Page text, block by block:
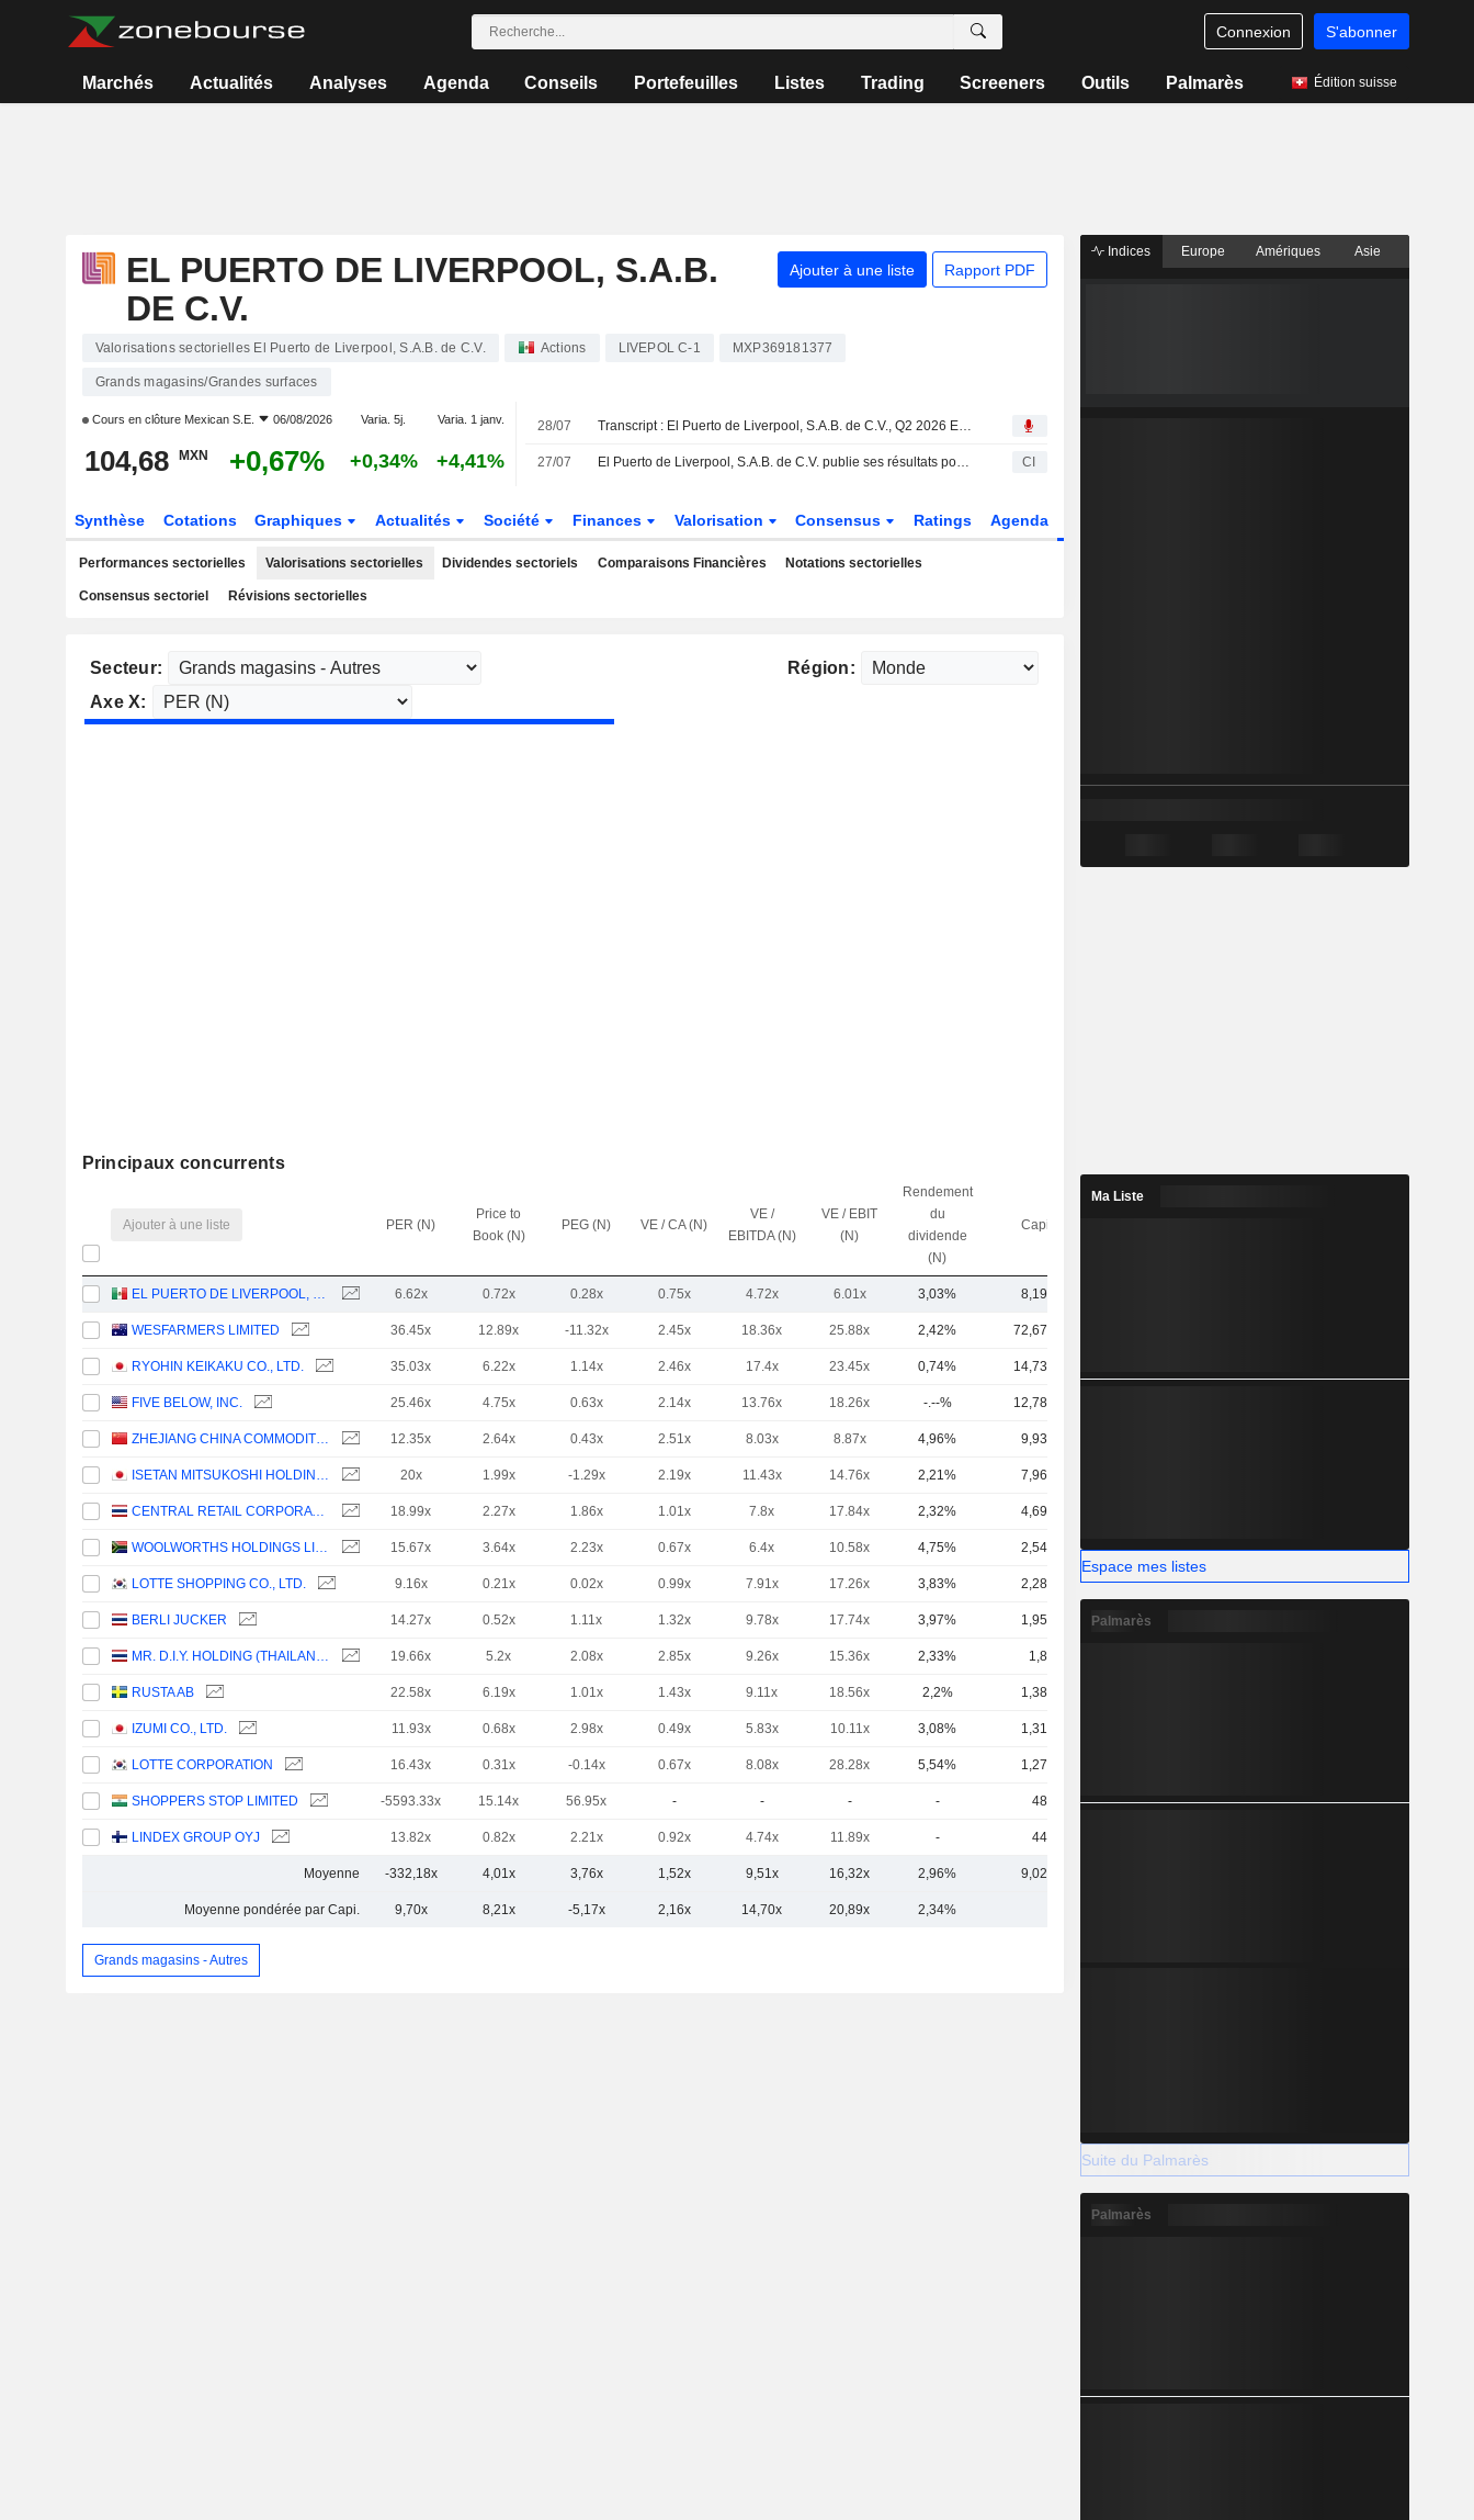
Connexion S'abonner
Marchés Actualités Analyses Agenda Conseils Portefeuilles Listes Trading Screeners Outils Palmarès Édition suisse
EL PUERTO DE LIVERPOOL, S.A.B.
DE C.V.
Ajouter à une liste Rapport PDF
Valorisations sectorielles El Puerto de Liverpool, S.A.B. de C.V. Actions LIVEPOL C-1 MXP369181377
Grands magasins/Grandes surfaces
Cours en clôture Mexican S.E. 06/08/2026 Varia. 5j. Varia. 1 janv.
104,68 MXN +0,67% +0,34% +4,41%
28/07 Transcript : El Puerto de Liverpool, S.A.B. de C.V., Q2 2026 Earnings Call, Jul 28, 2026
27/07 El Puerto de Liverpool, S.A.B. de C.V. publie ses résultats pour le deuxième trimestre et le premier semestre clos le 30 juin 2026 CI
Synthèse Cotations Graphiques Actualités Société Finances Valorisation Consensus Ratings Agenda
Performances sectorielles Valorisations sectorielles Dividendes sectoriels Comparaisons Financières Notations sectorielles
Consensus sectoriel Révisions sectorielles
Secteur:
Région:
Axe X:
Principaux concurrents
Ajouter à une liste PER (N)
Price to
Book (N)
PEG (N) VE / CA (N)
VE /
EBITDA (N)
VE / EBIT
(N)
Rendement
du
dividende
(N)
Capi.($)
EL PUERTO DE LIVERPOOL, S.A.B. DE C.V. 6.62x 0.72x 0.28x 0.75x 4.72x 6.01x 3,03% 8,19 Md
WESFARMERS LIMITED 36.45x 12.89x -11.32x 2.45x 18.36x 25.88x 2,42% 72,67 Md
RYOHIN KEIKAKU CO., LTD. 35.03x 6.22x 1.14x 2.46x 17.4x 23.45x 0,74% 14,73 Md
FIVE BELOW, INC. 25.46x 4.75x 0.63x 2.14x 13.76x 18.26x -.--% 12,78 Md
ZHEJIANG CHINA COMMODITIES CITY GROUP CO., LTD. 12.35x 2.64x 0.43x 2.51x 8.03x 8.87x 4,96% 9,93 Md
ISETAN MITSUKOSHI HOLDINGS LTD. 20x 1.99x -1.29x 2.19x 11.43x 14.76x 2,21% 7,96 Md
CENTRAL RETAIL CORPORATION 18.99x 2.27x 1.86x 1.01x 7.8x 17.84x 2,32% 4,69 Md
WOOLWORTHS HOLDINGS LIMITED 15.67x 3.64x 2.23x 0.67x 6.4x 10.58x 4,75% 2,54 Md
LOTTE SHOPPING CO., LTD. 9.16x 0.21x 0.02x 0.99x 7.91x 17.26x 3,83% 2,28 Md
BERLI JUCKER 14.27x 0.52x 1.11x 1.32x 9.78x 17.74x 3,97% 1,95 Md
MR. D.I.Y. HOLDING (THAILAND) 19.66x 5.2x 2.08x 2.85x 9.26x 15.36x 2,33% 1,8 Md
RUSTA AB 22.58x 6.19x 1.01x 1.43x 9.11x 18.56x 2,2% 1,38 Md
IZUMI CO., LTD. 11.93x 0.68x 2.98x 0.49x 5.83x 10.11x 3,08% 1,31 Md
LOTTE CORPORATION 16.43x 0.31x -0.14x 0.67x 8.08x 28.28x 5,54% 1,27 Md
SHOPPERS STOP LIMITED -5593.33x 15.14x 56.95x - - - - 485 M
LINDEX GROUP OYJ 13.82x 0.82x 2.21x 0.92x 4.74x 11.89x - 444 M
Moyenne -332,18x 4,01x 3,76x 1,52x 9,51x 16,32x 2,96% 9,02 Md
Moyenne pondérée par Capi. 9,70x 8,21x -5,17x 2,16x 14,70x 20,89x 2,34%
Grands magasins - Autres
Indices Europe Amériques Asie
Ma Liste
Espace mes listes
Palmarès
Suite du Palmarès
Palmarès